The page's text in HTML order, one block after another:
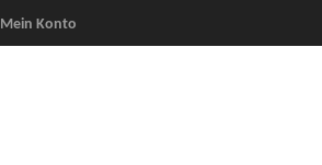
Mein Konto